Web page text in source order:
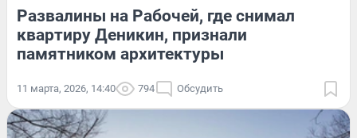
Развалины на Рабочей, где снимал
квартиру Деникин, признали
памятником архитектуры
11 марта, 2026, 14:40 794 Обсудить